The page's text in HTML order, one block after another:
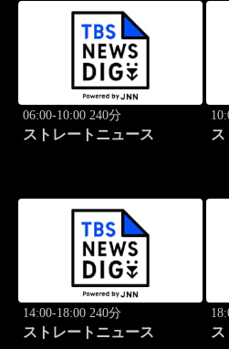
06:00-10:00 240分
ストレートニュース
14:00-18:00 240分
ストレートニュース